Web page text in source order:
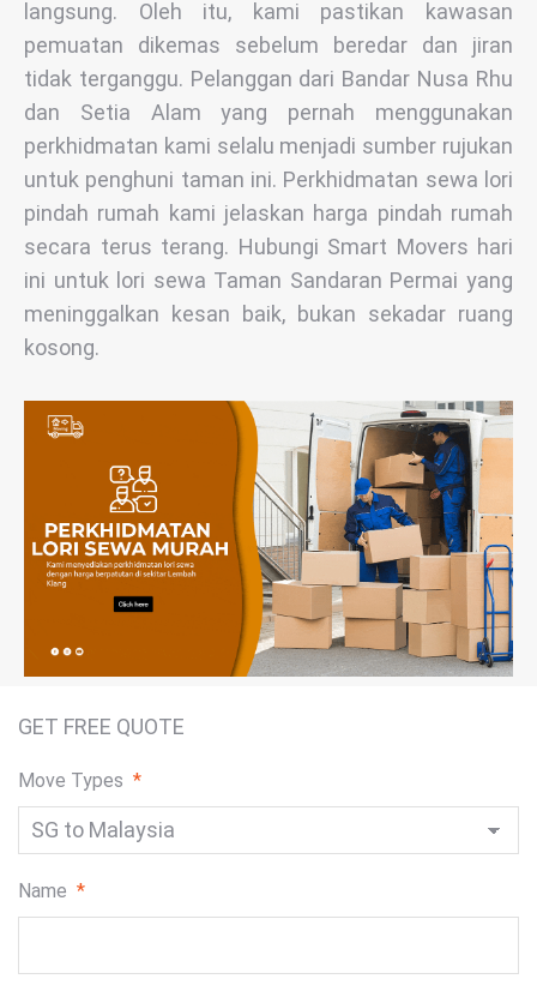
langsung. Oleh itu, kami pastikan kawasan
pemuatan dikemas sebelum beredar dan jiran
tidak terganggu. Pelanggan dari Bandar Nusa Rhu
dan Setia Alam yang pernah menggunakan
perkhidmatan kami selalu menjadi sumber rujukan
untuk penghuni taman ini. Perkhidmatan sewa lori
pindah rumah kami jelaskan harga pindah rumah
secara terus terang. Hubungi Smart Movers hari
ini untuk lori sewa Taman Sandaran Permai yang
meninggalkan kesan baik, bukan sekadar ruang
kosong.
GET FREE QUOTE
Move Types *
Name *